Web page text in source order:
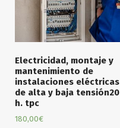
Electricidad, montaje y
mantenimiento de
instalaciones eléctricas
de alta y baja tensión20
h. tpc
180,00€